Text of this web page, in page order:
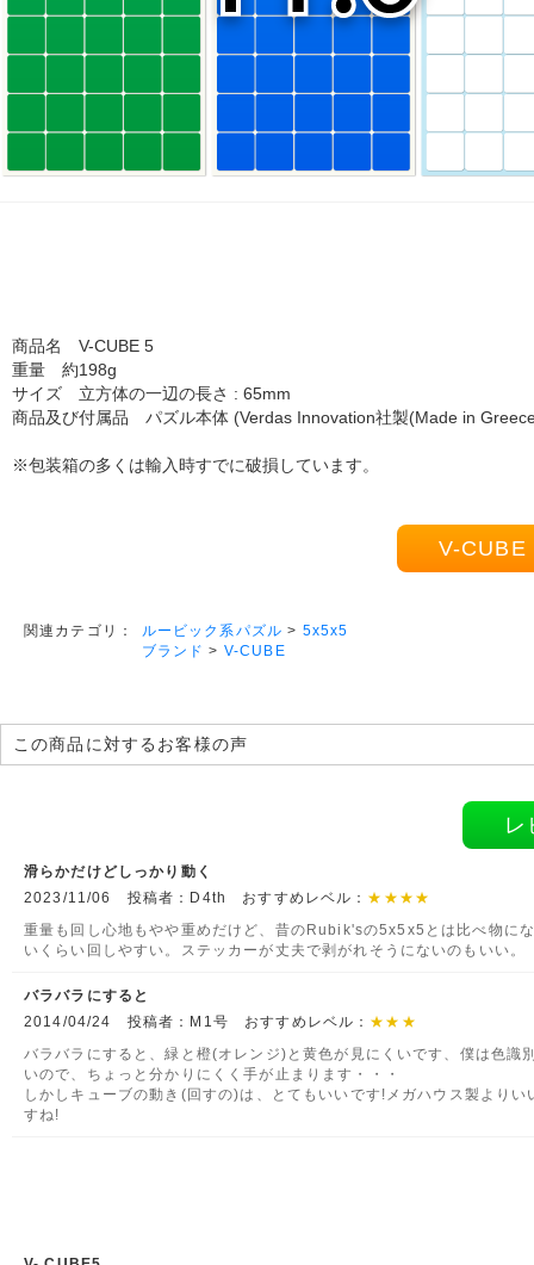
商品名 V-CUBE 5
重量 約198g
サイズ 立方体の一辺の長さ : 65mm
商品及び付属品 パズル本体 (Verdas Innovation社製(Made in
※包装箱の多くは輸入時すでに破損しています。
V-CUBE
関連カテゴリ： ルービック系パズル > 5x5x5
ブランド > V-CUBE
この商品に対するお客様の声
レ
滑らかだけどしっかり動く
2023/11/06 投稿者：D4th おすすめレベル： ★★★★
重量も回し心地もやや重めだけど、昔のRubik'sの5x5x5とは比べ物に
いくらい回しやすい。ステッカーが丈夫で剥がれそうにないのもいい。
バラバラにすると
2014/04/24 投稿者：M1号 おすすめレベル： ★★★
バラバラにすると、緑と橙(オレンジ)と黄色が見にくいです、僕は色識
いので、ちょっと分かりにくく手が止まります・・・
しかしキューブの動き(回すの)は、とてもいいです!メガハウス製よりい
すね!